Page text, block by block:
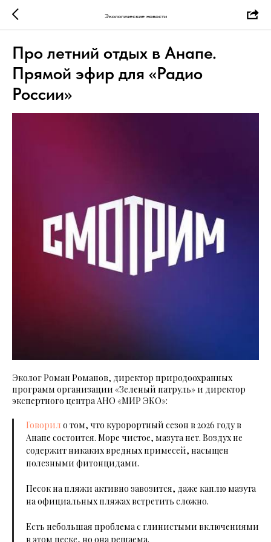
Экологические новости
Про летний отдых в Анапе.
Прямой эфир для «Радио
России»
Эколог Роман Романов, директор природоохранных
программ организации «Зеленый патруль» и директор
экспертного центра АНО «МИР ЭКО»:
Говорил о том, что куророртный сезон в 2026 году в
Анапе состоится. Море чистое, мазута нет. Воздух не
содержит никаких вредных примесей, насыщен
полезными фитонцидами.
Песок на пляжи активно завозится, даже каплю мазута
на официальных пляжах встретить сложно.
Есть небольшая проблема с глинистыми включениями
в этом песке, но она решаема.